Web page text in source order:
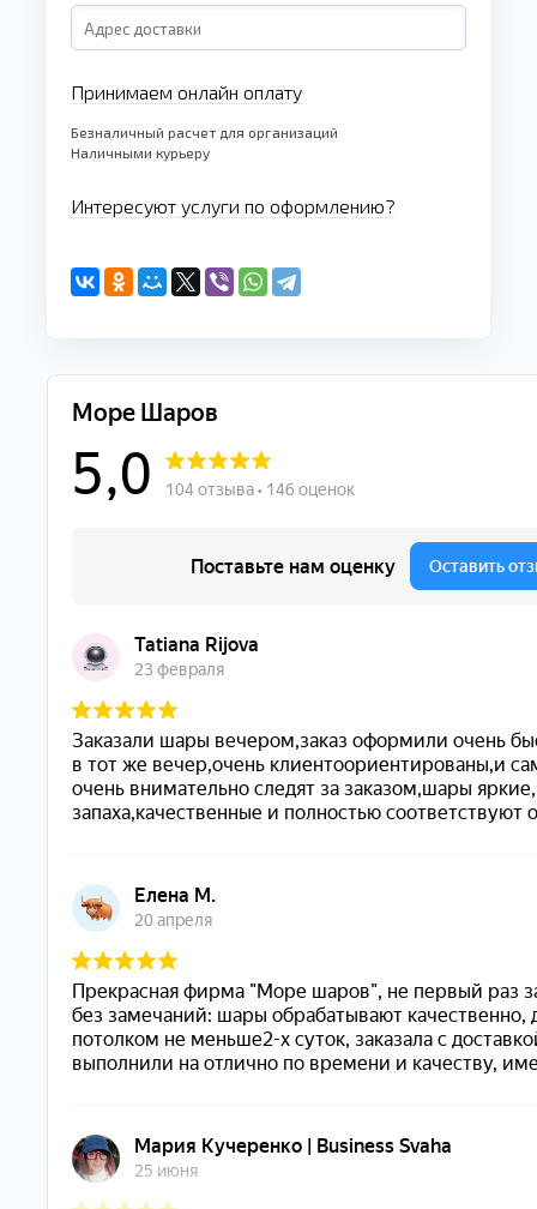
Принимаем онлайн оплату
Безналичный расчет для организаций
Наличными курьеру
Интересуют услуги по оформлению?